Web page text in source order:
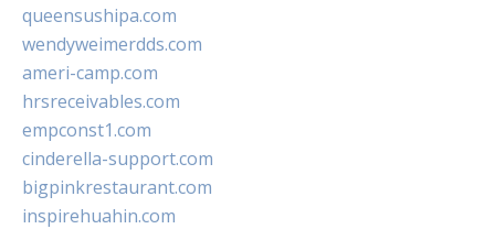
queensushipa.com
wendyweimerdds.com
ameri-camp.com
hrsreceivables.com
empconst1.com
cinderella-support.com
bigpinkrestaurant.com
inspirehuahin.com